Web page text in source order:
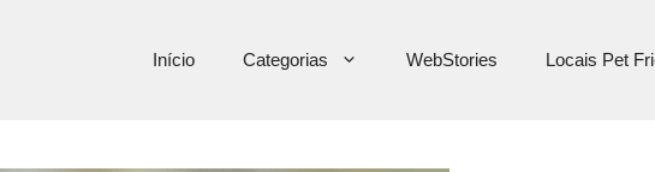
Início Categorias WebStories Locais Pet